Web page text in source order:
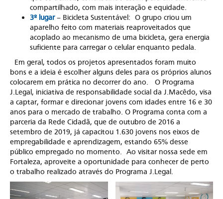
compartilhado, com mais interação e equidade.
3º lugar– Bicicleta Sustentável: O grupo criou um
aparelho feito com materiais reaproveitados que
acoplado ao mecanismo de uma bicicleta, gera energia
suficiente para carregar o celular enquanto pedala.
Em geral, todos os projetos apresentados foram muito
bons e a ideia é escolher alguns deles para os próprios alunos
colocarem em prática no decorrer do ano. O Programa
J.Legal, iniciativa de responsabilidade social da J.Macêdo, visa
a captar, formar e direcionar jovens com idades entre 16 e 30
anos para o mercado de trabalho. O Programa conta com a
parceria da Rede Cidadã, que de outubro de 2016 a
setembro de 2019, já capacitou 1.630 jovens nos eixos de
empregabilidade e aprendizagem, estando 65% desse
público empregado no momento. Ao visitar nossa sede em
Fortaleza, aproveite a oportunidade para conhecer de perto
o trabalho realizado através do Programa J.Legal.